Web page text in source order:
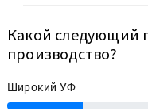
Какой следующий
производство?
Широкий УФ
25%